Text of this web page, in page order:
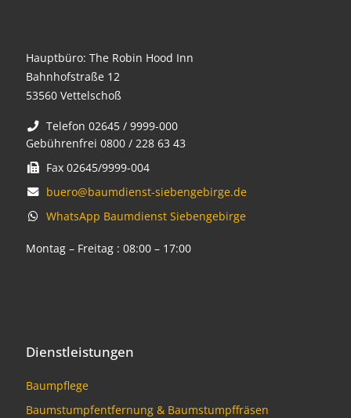
Hauptbüro: The Robin Hood Inn
Bahnhofstraße 12
53560 Vettelschoß
Telefon 02645 / 9999-000
Gebührenfrei 0800 / 228 63 43
Fax 02645/9999-004
buero@baumdienst-siebengebirge.de
WhatsApp Baumdienst Siebengebirge
Montag – Freitag : 08:00 – 17:00
Dienstleistungen
Baumpflege
Baumstumpfentfernung & Baumstumpffräsen